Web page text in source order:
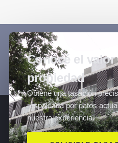
Conocé el valor
propiedad
Obtené una tasación
respaldada por datos
nuestra experiencia.